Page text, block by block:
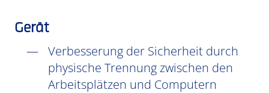
Gerät
Verbesserung der Sicherheit durch
physische Trennung zwischen den
Arbeitsplätzen und Computern